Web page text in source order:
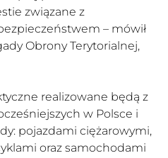
związane z
– mówił
Obrony Terytorialnej,
realizowane będą z
w Polsce i
pojazdami ciężarowymi,
oraz samochodami